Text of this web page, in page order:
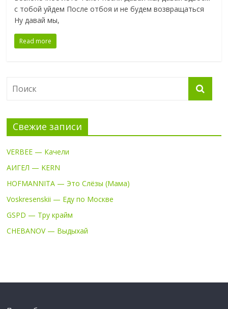
с тобой уйдем После отбоя и не будем возвращаться
Ну давай мы,
Read more
Свежие записи
VERBEE — Качели
АИГЕЛ — KERN
HOFMANNITA — Это Слёзы (Мама)
Voskresenskii — Еду по Москве
GSPD — Тру крайм
CHEBANOV — Выдыхай